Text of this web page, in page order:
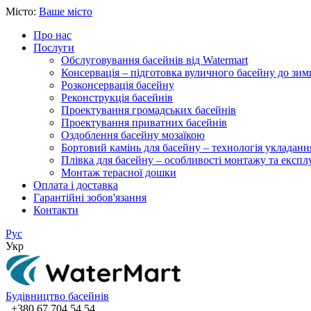
Місто: Ваше місто
Про нас
Послуги
Обслуговування басейнів від Watermart
Консервація – підготовка вуличного басейну до
Розконсервація басейну
Реконструкція басейнів
Проектування громадських басейнів
Проектування приватних басейнів
Оздоблення басейну мозаїкою
Бортовий камінь для басейну – технологія
Плівка для басейну – особливості монтажу та
Монтаж терасної дошки
Оплата і доставка
Гарантійні зобов'язання
Контакти
Рус
Укр
Будівництво басейнів
+380 67 704 54 54